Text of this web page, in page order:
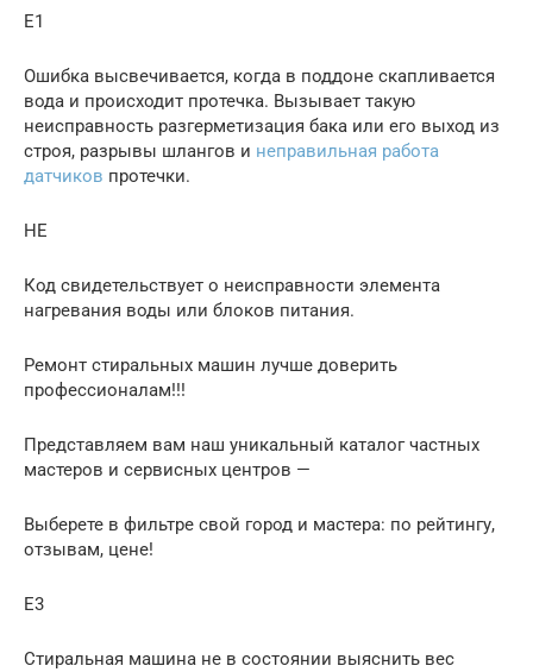
E1
Ошибка высвечивается, когда в поддоне скапливается
вода и происходит протечка. Вызывает такую
неисправность разгерметизация бака или его выход из
строя, разрывы шлангов и неправильная работа
датчиков протечки.
HE
Код свидетельствует о неисправности элемента
нагревания воды или блоков питания.
Ремонт стиральных машин лучше доверить
профессионалам!!!
Представляем вам наш уникальный каталог частных
мастеров и сервисных центров —
Выберете в фильтре свой город и мастера: по рейтингу,
отзывам, цене!
E3
Стиральная машина не в состоянии выяснить вес